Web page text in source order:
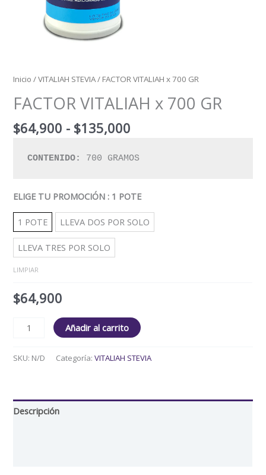
Inicio /VITALIAH STEVIA/ FACTOR VITALIAH x 700 GR
FACTOR VITALIAH x 700 GR
$64,900 - $135,000
CONTENIDO: 700 GRAMOS
ELIGE TU PROMOCIÓN : 1 POTE
1 POTE LLEVA DOS POR SOLO
LLEVA TRES POR SOLO
LIMPIAR
$64,900
Añadir al carrito
SKU: N/D Categoría:VITALIAH STEVIA
Descripción